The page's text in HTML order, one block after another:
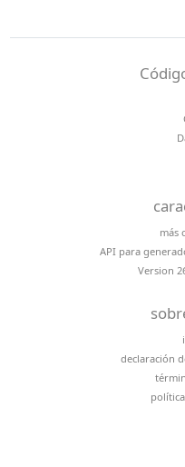
más
API para
Version
declaración